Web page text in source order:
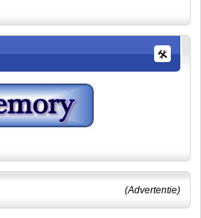
(Advertentie)